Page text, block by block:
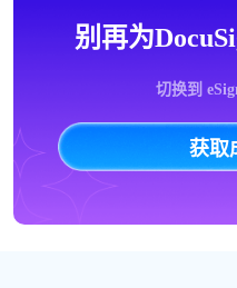
别再为
切换到
获取